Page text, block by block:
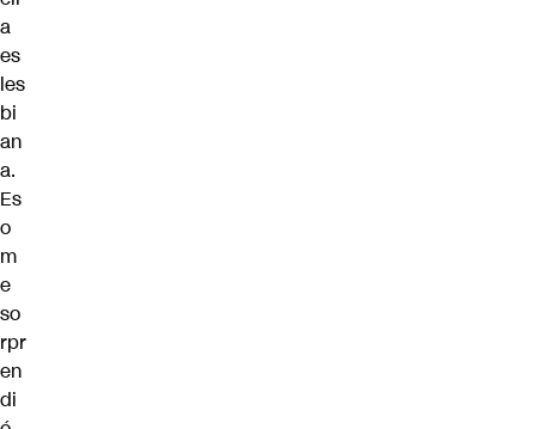
a
es
les
bi
an
a.
Es
o
m
e
so
rpr
en
di